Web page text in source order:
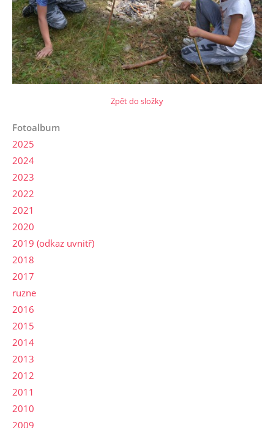
Zpět do složky
Fotoalbum
2025
2024
2023
2022
2021
2020
2019 (odkaz uvnitř)
2018
2017
ruzne
2016
2015
2014
2013
2012
2011
2010
2009